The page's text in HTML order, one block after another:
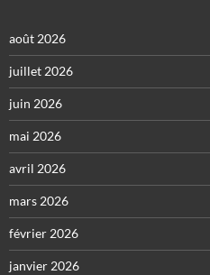
août 2026
juillet 2026
juin 2026
mai 2026
avril 2026
mars 2026
février 2026
janvier 2026